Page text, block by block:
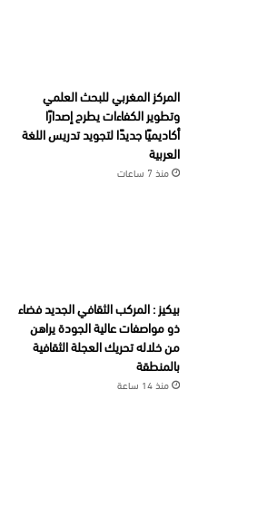
المركز المغربي للبحث العلمي
وتطوير الكفاءات يطرح إصدارًا
أكاديميًا جديدًا لتجويد تدريس اللغة
العربية
منذ 7 ساعات
بيكيز : المركب الثقافي الجديد فضاء
ذو مواصفات عالية الجودة يراهن
من خلاله تحريك العجلة الثقافية
بالمنطقة
منذ 14 ساعة